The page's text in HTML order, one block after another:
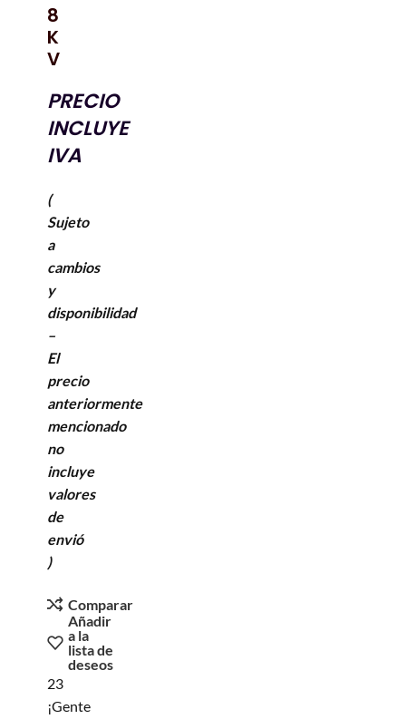
8
K
V
PRECIO
INCLUYE
IVA
(
Sujeto
a
cambios
y
disponibilidad
–
El
precio
anteriormente
mencionado
no
incluye
valores
de
envió
)
Comparar
Añadir
a la
lista de
deseos
23
¡Gente